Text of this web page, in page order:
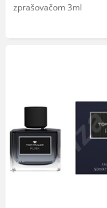
zprašovačom 3ml